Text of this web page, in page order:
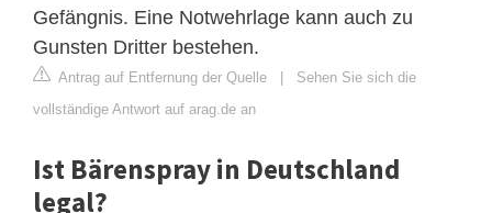
Gefängnis. Eine Notwehrlage kann auch zu
Gunsten Dritter bestehen.
Antrag auf Entfernung der Quelle | Sehen Sie sich die
vollständige Antwort auf arag.de an
Ist Bärenspray in Deutschland
legal?